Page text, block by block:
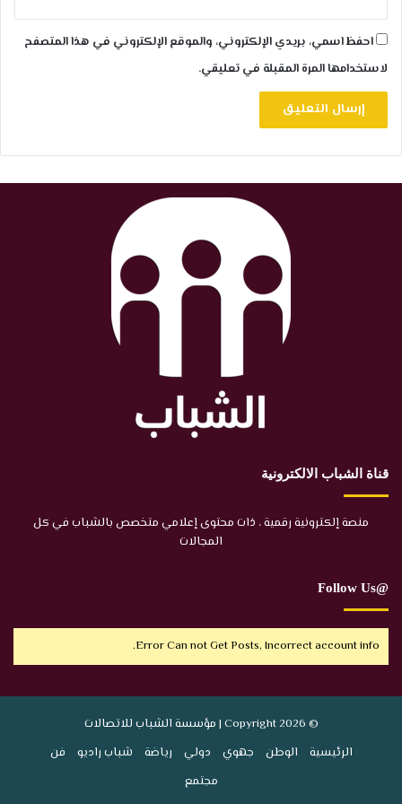
احفظ اسمي، بريدي الإلكتروني، والموقع الإلكتروني في هذا المتصفح
لاستخدامها المرة المقبلة في تعليقي.
قناة الشباب الالكترونية
منصة إلكترونية رقمية ، ذات محتوى إعلامي متخصص بالشباب في كل
المجالات
@Follow Us
Error Can not Get Posts, Incorrect account info.
© Copyright 2026 | مؤسسة الشباب للاتصالات
الرئيسية
الوطن جهوي دولي رياضة شباب راديو
فن
مجتمع